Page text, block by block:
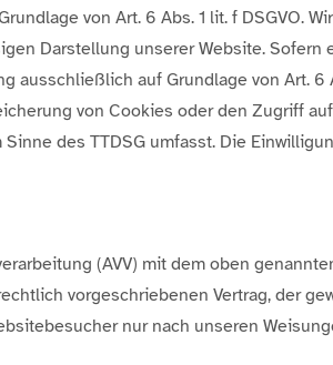
von Art. 6 Abs. 1 lit. f DSGVO.
Darstellung unserer Website. Sofern
ausschließlich auf Grundlage von Art. 6
von Cookies oder den Zugriff
des TTDSG umfasst. Die
(AVV) mit dem oben
vorgeschriebenen Vertrag, der
nur nach unseren